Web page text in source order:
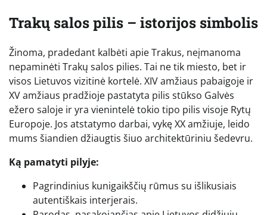
Trakų salos pilis – istorijos simbolis
Žinoma, pradedant kalbėti apie Trakus, neįmanoma
nepaminėti Trakų salos pilies. Tai ne tik miesto, bet ir
visos Lietuvos vizitinė kortelė. XIV amžiaus pabaigoje ir
XV amžiaus pradžioje pastatyta pilis stūkso Galvės
ežero saloje ir yra vienintelė tokio tipo pilis visoje Rytų
Europoje. Jos atstatymo darbai, vykę XX amžiuje, leido
mums šiandien džiaugtis šiuo architektūriniu šedevru.
Ką pamatyti pilyje:
Pagrindinius kunigaikščių rūmus su išlikusiais
autentiškais interjerais.